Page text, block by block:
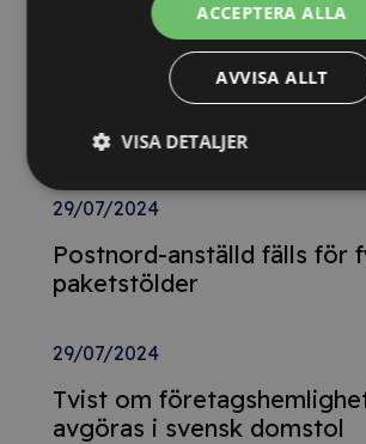
29/10/2024
Momsdeklarationer
från tidigare år – döms för
skattebrott
29/07/2024
Postnord-anställd fälls för
paketstölder
29/07/2024
Tvist om
avgöras i svensk domstol
ACCEPTERA ALLA
AVVISA ALLT
VISA DETALJER